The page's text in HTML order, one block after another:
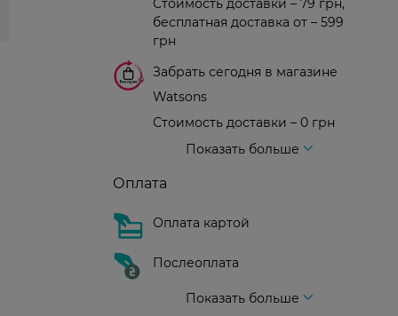
Стоимость доставки – 79 грн,
бесплатная доставка от – 599
грн
Забрать сегодня в магазине
Watsons
Стоимость доставки – 0 грн
Показать больше
Оплата
Оплата картой
Послеоплата
Показать больше